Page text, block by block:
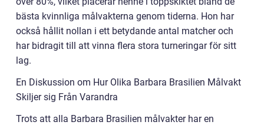
bästa kvinnliga målvakterna genom tiderna. Hon har
också hållit nollan i ett betydande antal matcher och
har bidragit till att vinna flera stora turneringar för sitt
lag.
En Diskussion om Hur Olika Barbara Brasilien Målvakt
Skiljer sig Från Varandra
Trots att alla Barbara Brasilien målvakter har en